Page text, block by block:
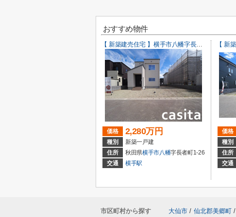
おすすめ物件
【 新築建売住宅 】横手市八幡字長者町No58 横手北小学校区のオール電化 4LDK
価格 2,280万円
種別
新築一戸建
住所
秋田県横手市八幡字長者町1-26
交通
横手駅
価格
種別
住所
交通
市区町村から探す 大仙市 / 仙北郡美郷町 /